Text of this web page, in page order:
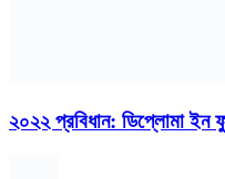
২০২২ প্রবিধান: ডিপ্লোমা ইন